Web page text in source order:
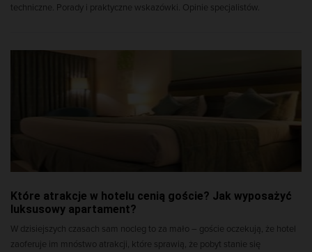
techniczne. Porady i praktyczne wskazówki. Opinie specjalistów.
Które atrakcje w hotelu cenią goście? Jak wyposażyć
luksusowy apartament?
W dzisiejszych czasach sam nocleg to za mało – goście oczekują, że hotel
zaoferuje im mnóstwo atrakcji, które sprawią, że pobyt stanie się